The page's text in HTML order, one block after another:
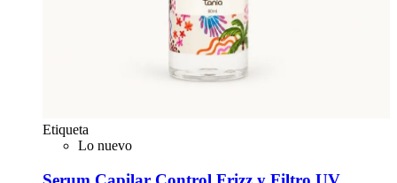
Etiqueta
Lo nuevo